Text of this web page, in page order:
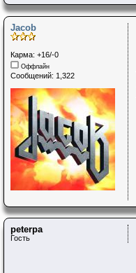
Jacob
Карма: +16/-0
Оффлайн
Сообщений: 1,322
peterpa
Гость